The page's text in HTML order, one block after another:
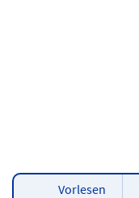
Vorlesen